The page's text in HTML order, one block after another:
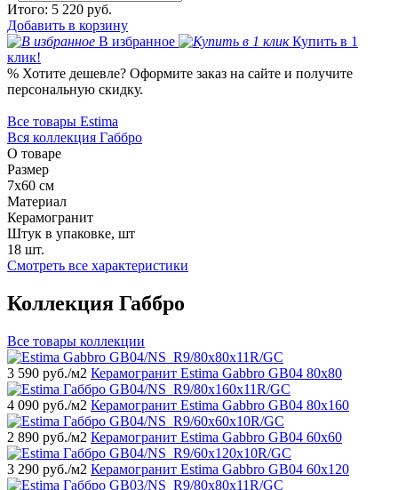
Итого: 5 220 руб.
Добавить в корзину
В избранное
Купить в 1
клик!
% Хотите дешевле? Оформите заказ на сайте и получите
персональную скидку.
Все товары Estima
Вся коллекция Габбро
О товаре
Размер
7x60 см
Материал
Керамогранит
Штук в упаковке, шт
18 шт.
Смотреть все характеристики
Коллекция Габбро
Все товары коллекции
3 590 руб./м2 Керамогранит Estima Gabbro GB04 80x80
4 090 руб./м2 Керамогранит Estima Gabbro GB04 80x160
2 890 руб./м2 Керамогранит Estima Gabbro GB04 60x60
3 290 руб./м2 Керамогранит Estima Gabbro GB04 60x120